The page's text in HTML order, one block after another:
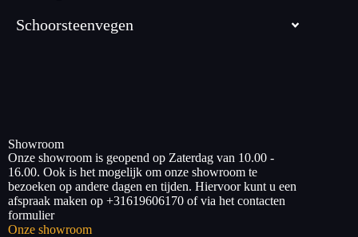
Schoorsteenvegen
Showroom
Onze showroom is geopend op Zaterdag van 10.00 -
16.00. Ook is het mogelijk om onze showroom te
bezoeken op andere dagen en tijden. Hiervoor kunt u een
afspraak maken op +31619606170 of via het contacten
formulier
Onze showroom